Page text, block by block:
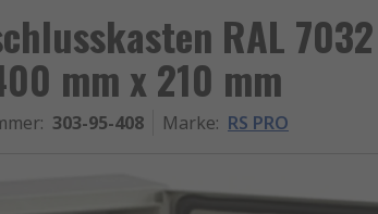
RAL 7032
mm x 210 mm
: 303-95-408 Marke: RS PRO